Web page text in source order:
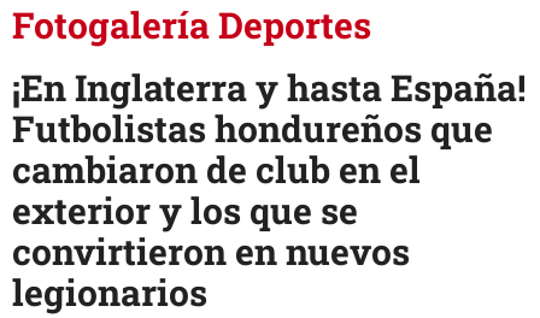
Fotogalería Deportes
¡En Inglaterra y hasta España!
Futbolistas hondureños que
cambiaron de club en el
exterior y los que se
convirtieron en nuevos
legionarios